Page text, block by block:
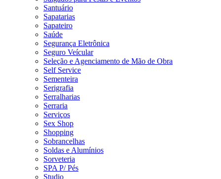
Santuário
Sapatarias
Sapateiro
Saúde
Segurança Eletrônica
Seguro Veícular
Seleção e Agenciamento de Mão de Obra
Self Service
Sementeira
Serigrafia
Serralharias
Serraria
Serviços
Sex Shop
Shopping
Sobrancelhas
Soldas e Alumínios
Sorveteria
SPA P/ Pés
Studio